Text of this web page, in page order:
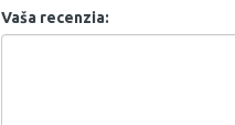
Vaša recenzia: